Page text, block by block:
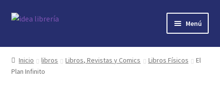
Ir
Ir
Menú
Inicio
contacto
Inicio libros Libros, Revistas y Comics Libros Físicos
El
Plan Infinito